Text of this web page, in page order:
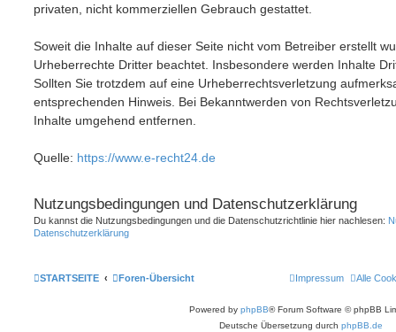
privaten, nicht kommerziellen Gebrauch gestattet.
Soweit die Inhalte auf dieser Seite nicht vom Betreiber erstellt
Urheberrechte Dritter beachtet. Insbesondere werden Inhalte
Sollten Sie trotzdem auf eine Urheberrechtsverletzung
entsprechenden Hinweis. Bei Bekanntwerden von
Inhalte umgehend entfernen.
Quelle: https://www.e-recht24.de
Nutzungsbedingungen und Datenschutzerklärung
Du kannst die Nutzungsbedingungen und die Datenschutzrichtlinie hier nachlesen:
Datenschutzerklärung
STARTSEITE Foren-Übersicht Alle
Impressum
Powered by phpBB® Forum Software © phpBB
Deutsche Übersetzung durch phpBB.de